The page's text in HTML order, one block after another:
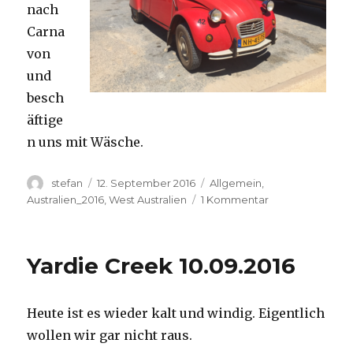
nach
Carna
von
und
besch
äftige
n uns mit Wäsche.
Autor
stefan
Veröffentlicht
am
12. September 2016 Kategorien
Allgemein
Australien_2016 ,West Australien 1 Kommentarzu
Yardie Creek 10.09.2016
Heute ist es wieder kalt und windig. Eigentlich
wollen wir gar nicht raus.